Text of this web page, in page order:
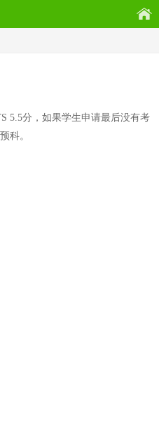
5.5分，如果学生申请最后没有考
科。